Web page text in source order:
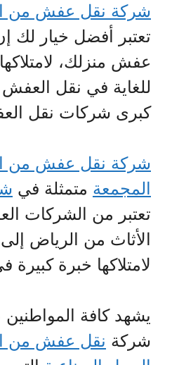
شركة نقل عفش من
تعتبر أفضل خيار لك
عفش منزلك،
للغاية في نقل
كبرى شركات نقل
شركة نقل عفش من
المجمعة متمثلة في
تعتبر من الشركات
الأثاث من الرياض
لامتلاكها خبرة
يشهد كافة
شركة نقل عفش من